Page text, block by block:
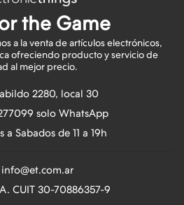
the Game
a la venta de artículos electrónicos,
ofreciendo producto y servicio de
2280, local 30
solo WhatsApp
a Sabados de 11 a 19h
info@et.com.ar
CUIT 30-70886357-9